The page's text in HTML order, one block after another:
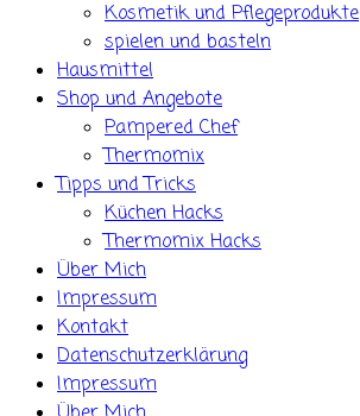
Kosmetik und Pflegeprodukte
spielen und basteln
Hausmittel
Shop und Angebote
Pampered Chef
Thermomix
Tipps und Tricks
Küchen Hacks
Thermomix Hacks
Über Mich
Impressum
Kontakt
Datenschutzerklärung
Impressum